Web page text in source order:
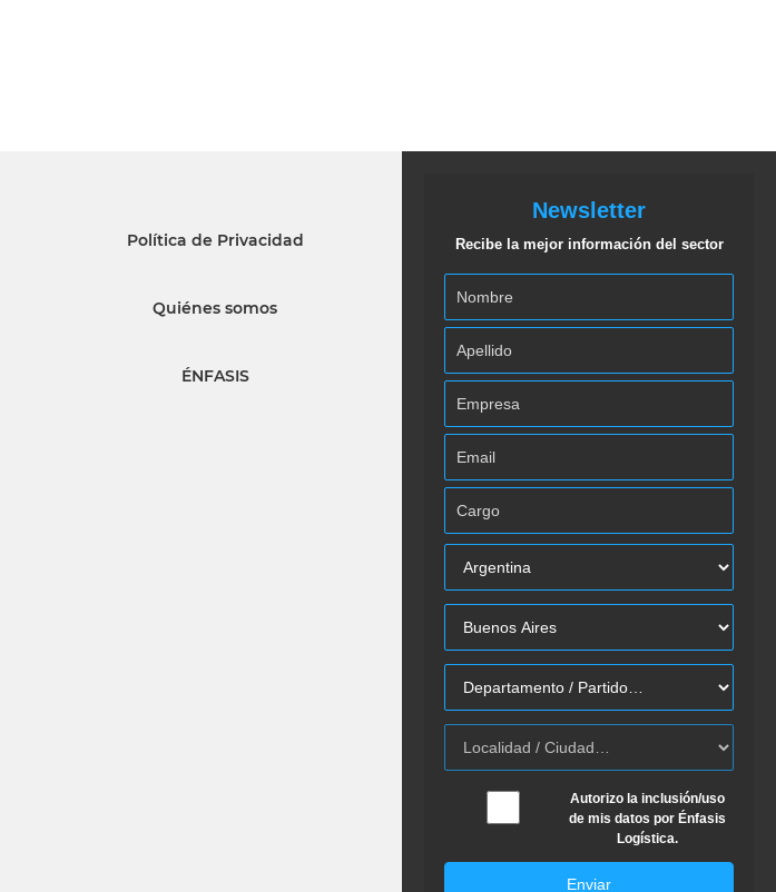
Política de Privacidad
Quiénes somos
ÉNFASIS
Newsletter
Recibe la mejor información del sector
Autorizo la inclusión/uso
de mis datos por Énfasis
Logística.
Enviar